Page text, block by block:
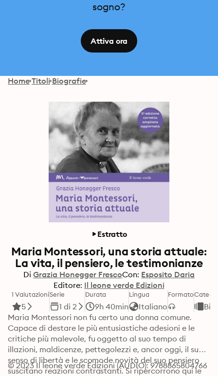
sogno?
Attiva ora
Home Titoli Biografie
Estratto
Maria Montessori, una storia attuale:
La vita, il pensiero, le testimonianze
Di Grazia Honegger FrescoCon: Esposito Daria
Editore: Il leone verde Edizioni
1 Valutazioni
5
Serie
1 di 2
Durata
9h 40min
Lingua
Italiano
Formato
Maria Montessori non fu certo una donna comune.
Capace di destare le più entusiastiche adesioni e le
critiche più malevole, fu oggetto al suo tempo di
illazioni, maldicenze, pettegolezzi e, ancor oggi, il suo
senso di libertà e le scomode novità del suo pensiero
suscitano reazioni contrastanti. Si ripercorrono qui le
© 2023 Il leone verde Edizioni (AUDIO): 9788865804766